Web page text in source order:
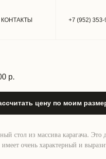
+7 (952) 353-
КОНТАКТЫ
р.
цену по моим
стол из массива карагача. Это
очень характерный и